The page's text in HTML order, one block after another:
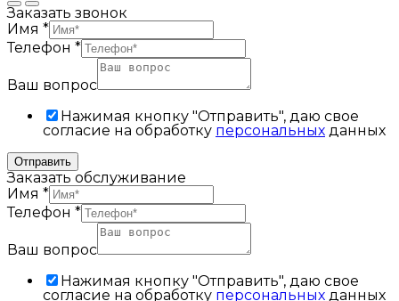
Заказать звонок
Имя *
Телефон *
Ваш вопрос
Нажимая кнопку "Отправить", даю свое
согласие на обработку персональных данных
Отправить
Заказать обслуживание
Имя *
Телефон *
Ваш вопрос
Нажимая кнопку "Отправить", даю свое
согласие на обработку персональных данных